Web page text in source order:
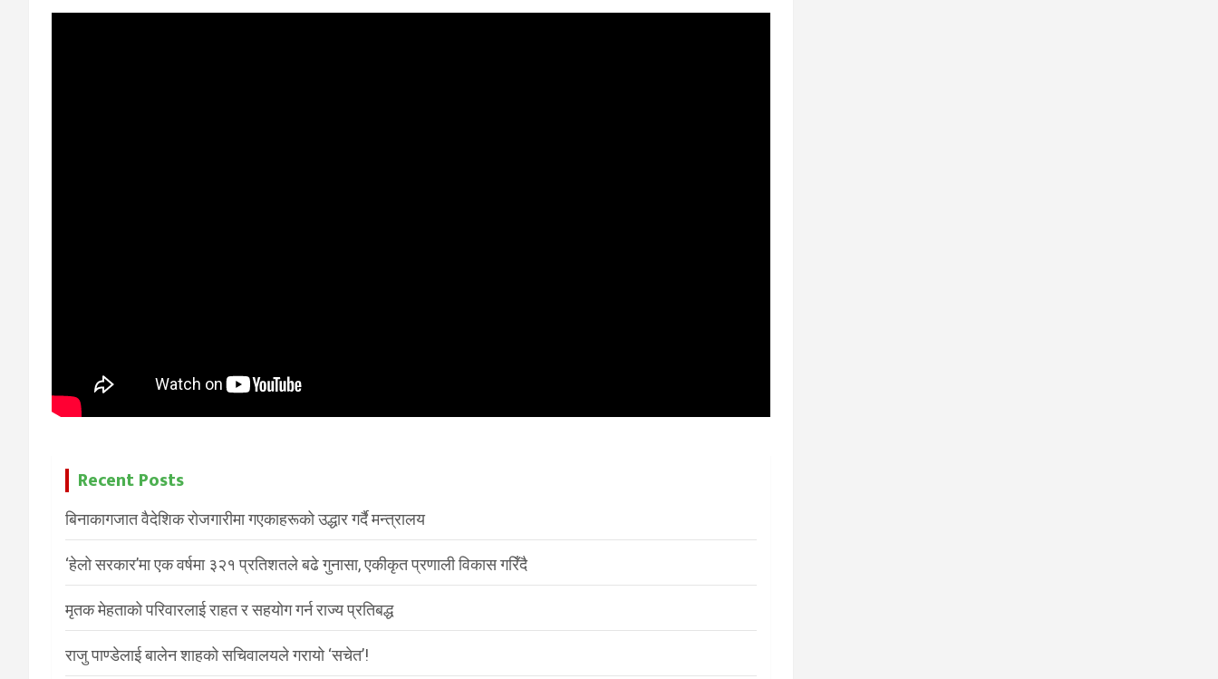
Recent Posts
बिनाकागजात वैदेशिक रोजगारीमा गएकाहरूको उद्धार गर्दै मन्त्रालय
‘हेलो सरकार’मा एक वर्षमा ३२१ प्रतिशतले बढे गुनासा, एकीकृत प्रणाली विकास गरिँदै
मृतक मेहताको परिवारलाई राहत र सहयोग गर्न राज्य प्रतिबद्ध
राजु पाण्डेलाई बालेन शाहको सचिवालयले गरायो ‘सचेत’!